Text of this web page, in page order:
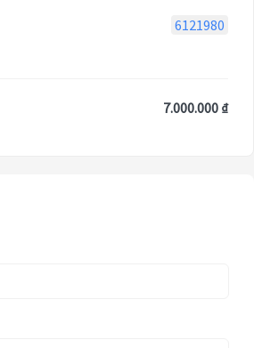
6121980
7.000.000 ₫